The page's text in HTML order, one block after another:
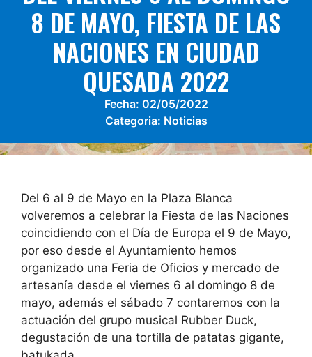
8 DE MAYO, FIESTA DE LAS
NACIONES EN CIUDAD
QUESADA 2022
Fecha: 02/05/2022
Categoria: Noticias
Del 6 al 9 de Mayo en la Plaza Blanca
volveremos a celebrar la Fiesta de las Naciones
coincidiendo con el Día de Europa el 9 de Mayo,
por eso desde el Ayuntamiento hemos
organizado una Feria de Oficios y mercado de
artesanía desde el viernes 6 al domingo 8 de
mayo, además el sábado 7 contaremos con la
actuación del grupo musical Rubber Duck,
degustación de una tortilla de patatas gigante,